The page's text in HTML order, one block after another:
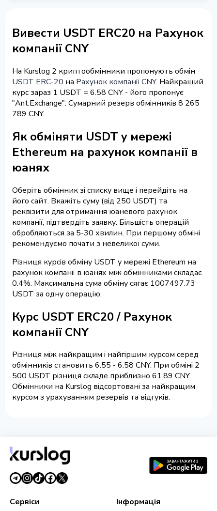
Вивести USDT ERC20 на Рахунок
компанії CNY
На Kurslog 2 криптообмінники пропонують обмін
USDT ERC-20 на Рахунок компанії CNY. Найкращий
курс зараз 1 USDT = 6.58 CNY - його пропонує
"Ant.Exchange". Сумарний резерв обмінників 8 265
789 CNY.
Як обміняти USDT у мережі
Ethereum на рахунок компанії в
юанях
Оберіть обмінник зі списку вище і перейдіть на
його сайт. Вкажіть суму (від 250 USDT) та
реквізити для отримання юаневого рахунок
компанії, підтвердіть заявку. Більшість операцій
обробляються за 5-30 хвилин. При першому обміні
рекомендуємо почати з невеликої суми.
Різниця курсів обміну USDT у мережі Ethereum на
рахунок компанії в юанях між обмінниками складає
0.4%. Максимальна сума обміну сягає 1007497.73
USDT за одну операцію.
Курс USDT ERC20 / Рахунок
компанії CNY
Різниця між найкращим і найгіршим курсом серед
обмінників становить 6.55 - 6.58 CNY. При обміні 2
500 USDT різниця складе приблизно 61.89 CNY.
Обмінники на Kurslog відсортовані за найкращим
курсом з урахуванням резервів та відгуків.
Сервіси Інформація